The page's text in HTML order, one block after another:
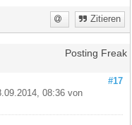
Zitieren
Posting Freak
#17
08:36 von